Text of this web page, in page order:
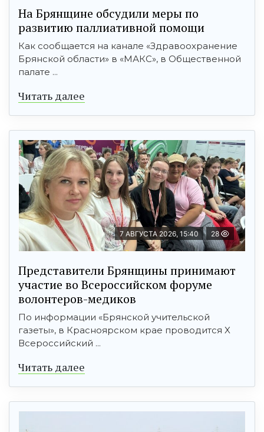
На Брянщине обсудили меры по
развитию паллиативной помощи
Как сообщается на канале «Здравоохранение
Брянской области» в «МАКС», в Общественной
палате ...
Читать далее
7 АВГУСТА 2026, 15:40 28
Представители Брянщины принимают
участие во Всероссийском форуме
волонтеров-медиков
По информации «Брянской учительской
газеты», в Красноярском крае проводится X
Всероссийский ...
Читать далее